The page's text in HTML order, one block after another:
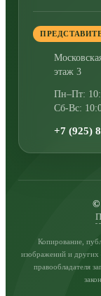
этаж 3
Пн–Пт:
Сб-Вс:
+7 (925)
©
Копирование,
изображений и других
правообладателя